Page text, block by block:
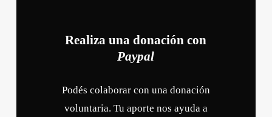
Realiza una donación con
Paypal
Podés colaborar con una donación
voluntaria. Tu aporte nos ayuda a